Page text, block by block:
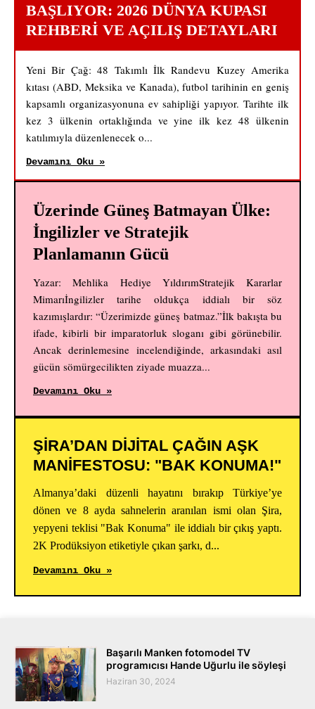
BAŞLIYOR: 2026 DÜNYA KUPASI
REHBERI VE AÇILIŞ DETAYLARI
Yeni Bir Çağ: 48 Takımlı İlk Randevu Kuzey Amerika
kıtası (ABD, Meksika ve Kanada), futbol tarihinin en geniş
kapsamlı organizasyonuna ev sahipliği yapıyor. Tarihte ilk
kez 3 ülkenin ortaklığında ve yine ilk kez 48 ülkenin
katılımıyla düzenlenecek o...
Devamını Oku »
Üzerinde Güneş Batmayan Ülke:
İngilizler ve Stratejik
Planlamanın Gücü
Yazar: Mehlika Hediye YıldırımStratejik Kararlar
Mimarıİngilizler tarihe oldukça iddialı bir söz
kazımışlardır: “Üzerimizde güneş batmaz.”İlk bakışta bu
ifade, kibirli bir imparatorluk sloganı gibi görünebilir.
Ancak derinlemesine incelendiğinde, arkasındaki asıl
gücün sömürgecilikten ziyade muazza...
Devamını Oku »
ŞİRA’DAN DİJİTAL ÇAĞIN AŞK
MANİFESTOSU: "BAK KONUMA!"
Almanya’daki düzenli hayatını bırakıp Türkiye’ye
dönen ve 8 ayda sahnelerin aranılan ismi olan Şira,
yepyeni teklisi "Bak Konuma" ile iddialı bir çıkış yaptı.
2K Prodüksiyon etiketiyle çıkan şarkı, d...
Devamını Oku »
Başarılı Manken fotomodel TV
programıcısı Hande Uğurlu ile söyleşi
Haziran 30, 2024